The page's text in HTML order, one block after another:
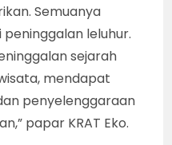
Semuanya
leluhur.
sejarah
mendapat
penyelenggaraan
papar KRAT Eko.